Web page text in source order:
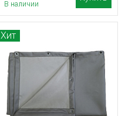
В наличии
Хит